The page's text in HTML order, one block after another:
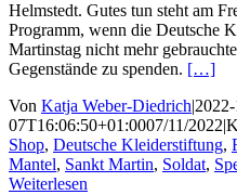
Helmstedt. Gutes tun steht am
Programm, wenn die Deutsche
Martinstag nicht mehr
Gegenstände zu spenden. […]
Von Katja Weber-Diedrich|
07T16:06:50+01:0007/11/2022|
Shop, Deutsche Kleiderstiftung,
Mantel, Sankt Martin, Soldat,
Weiterlesen